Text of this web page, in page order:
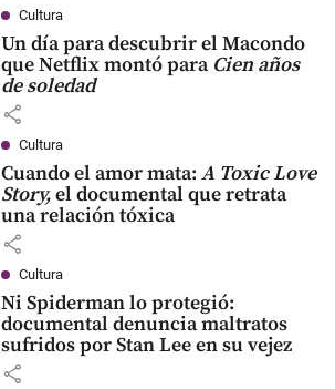
Cultura
Un día para descubrir el Macondo
que Netflix montó para Cien años
de soledad
share
Cultura
Cuando el amor mata: A Toxic Love
Story,el documental que retrata
una relación tóxica
share
Cultura
Ni Spiderman lo protegió:
documental denuncia maltratos
sufridos por Stan Lee en su vejez
share